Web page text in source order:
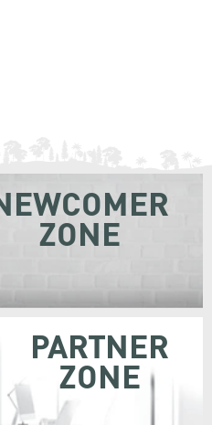
ZONE
PARTNER
ZONE